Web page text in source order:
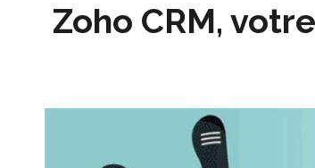
Zoho CRM,